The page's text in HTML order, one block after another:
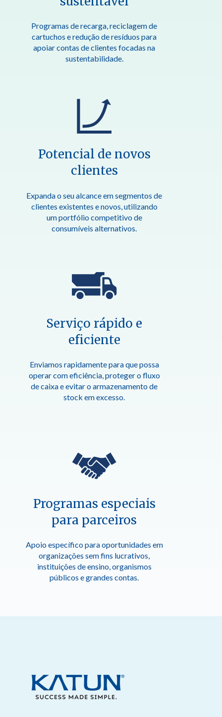
Programas de recarga, reciclagem de
cartuchos e redução de resíduos para
apoiar contas de clientes focadas na
sustentabilidade.
Potencial de novos
clientes
Expanda o seu alcance em segmentos de
clientes existentes e novos, utilizando
um portfólio competitivo de
consumíveis alternativos.
Serviço rápido e
eficiente
Enviamos rapidamente para que possa
operar com eficiência, proteger o fluxo
de caixa e evitar o armazenamento de
stock em excesso.
Programas especiais
para parceiros
Apoio específico para oportunidades em
organizações sem fins lucrativos,
instituições de ensino, organismos
públicos e grandes contas.